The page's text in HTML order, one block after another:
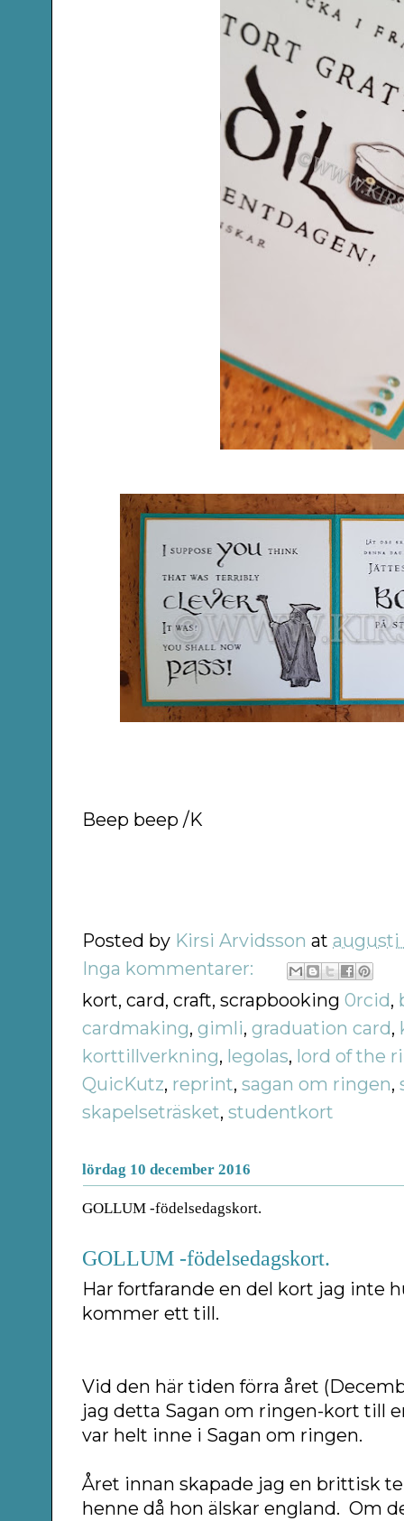
Beep beep /K
Posted by Kirsi Arvidsson ataugusti
Inga kommentarer:
kort, card, craft, scrapbooking0rcid,
cardmaking,gimli,graduation card,
korttillverkning, legolas, lord of the
QuicKutz, reprint,sagan om ringen,
skapelseträsket,studentkort
lördag 10 december 2016
GOLLUM -födelsedagskort.
GOLLUM -födelsedagskort.
Har fortfarande en del kort jag inte
kommer ett till.
Vid den här tiden förra året
jag detta Sagan om ringen-kort till
var helt inne i Sagan om ringen.
Året innan skapade jag en brittisk
henne då hon älskar england. Om